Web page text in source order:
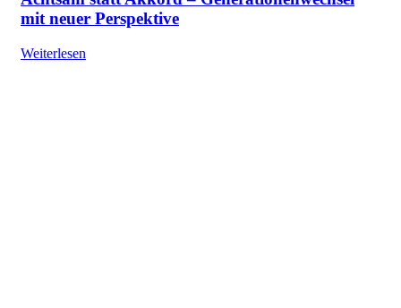
mit neuer Perspektive
Weiterlesen